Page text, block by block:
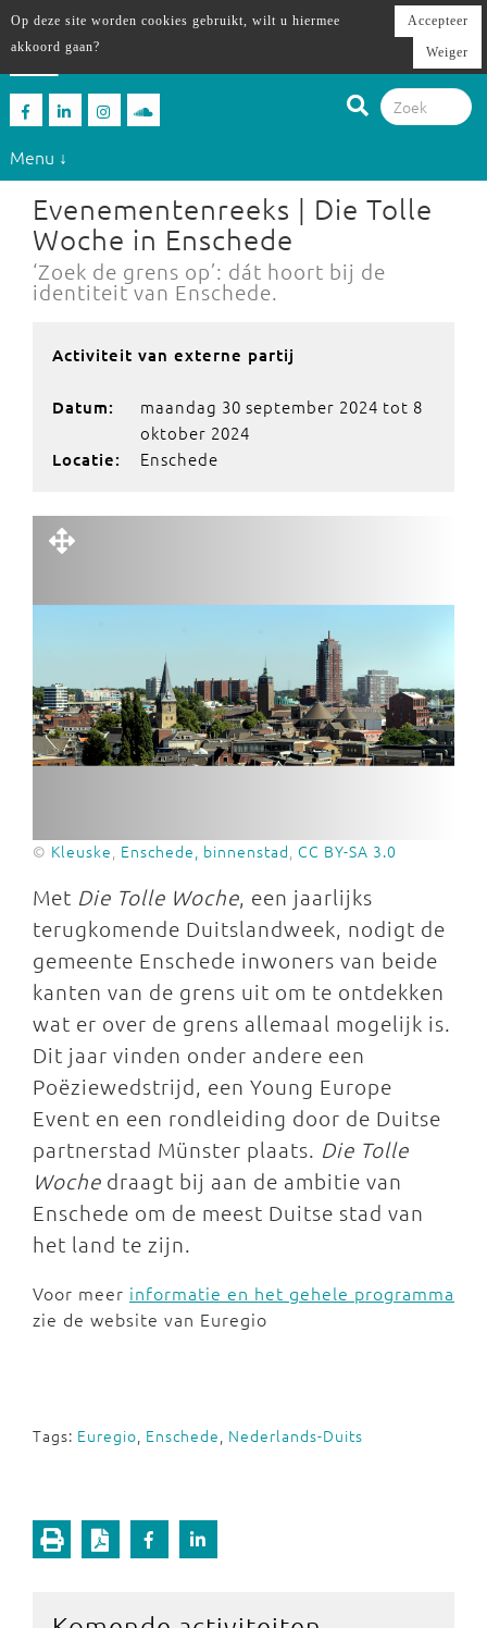
Menu ↓
Evenementenreeks | Die Tolle
Woche in Enschede
‘Zoek de grens op’: dát hoort bij de
identiteit van Enschede.
Activiteit van externe partij
Datum:
maandag 30 september 2024 tot 8
oktober 2024
Locatie: Enschede
© Kleuske, Enschede, binnenstad, CC BY-SA 3.0
Met Die Tolle Woche, een jaarlijks
terugkomende Duitslandweek, nodigt de
gemeente Enschede inwoners van beide
kanten van de grens uit om te ontdekken
wat er over de grens allemaal mogelijk is.
Dit jaar vinden onder andere een
Poëziewedstrijd, een Young Europe
Event en een rondleiding door de Duitse
partnerstad Münster plaats. Die Tolle
Woche draagt bij aan de ambitie van
Enschede om de meest Duitse stad van
het land te zijn.
Voor meer informatie en het gehele programma
zie de website van Euregio
Tags: Euregio, Enschede, Nederlands-Duits
Op deze site worden cookies gebruikt, wilt u hiermee
akkoord gaan?
Accepteer
Weiger